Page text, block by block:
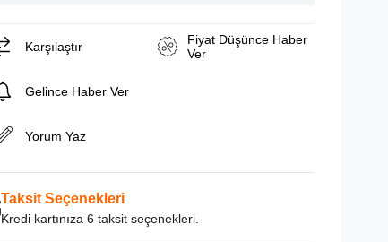
Karşılaştır
Fiyat Düşünce Haber
Ver
Gelince Haber Ver
Yorum Yaz
Taksit Seçenekleri
Kredi kartınıza 6 taksit seçenekleri.